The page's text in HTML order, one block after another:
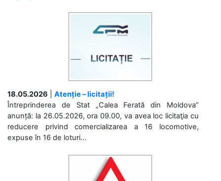
18.05.2026
Atenție – licitații!
Întreprinderea de Stat „Calea Ferată din Moldova”
anunță: la 26.05.2026, ora 09.00, va avea loc licitaţia cu
reducere privind comercializarea a 16 locomotive,
expuse în 16 de loturi...